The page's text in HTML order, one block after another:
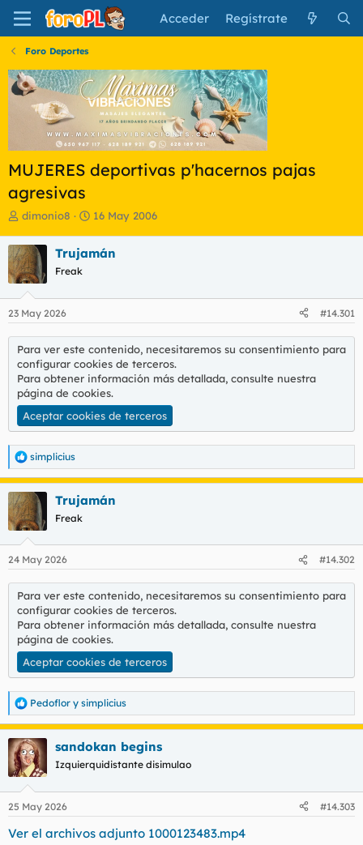
Acceder Regístrate
Foro Deportes
MUJERES deportivas p'hacernos pajas
agresivas
I
i
c
i
a
d
o
d
e
l
t
e
m
a
dimonio8
F
h
e
i
c
i
o
16 May 2006
Trujamán
Freak
23 May 2026 #14.301
Para ver este contenido, necesitaremos su consentimiento para
configurar cookies de terceros.
Para obtener información más detallada, consulte nuestra
página de cookies.
Aceptar cookies de terceros
R
e
a
c
c
i
e
simplicius
Trujamán
Freak
24 May 2026 #14.302
Para ver este contenido, necesitaremos su consentimiento para
configurar cookies de terceros.
Para obtener información más detallada, consulte nuestra
página de cookies.
Aceptar cookies de terceros
R
e
a
c
c
i
e
:
Pedoflor y simplicius
sandokan begins
Izquierquidistante disimulao
25 May 2026 #14.303
Ver el archivos adjunto 1000123483.mp4